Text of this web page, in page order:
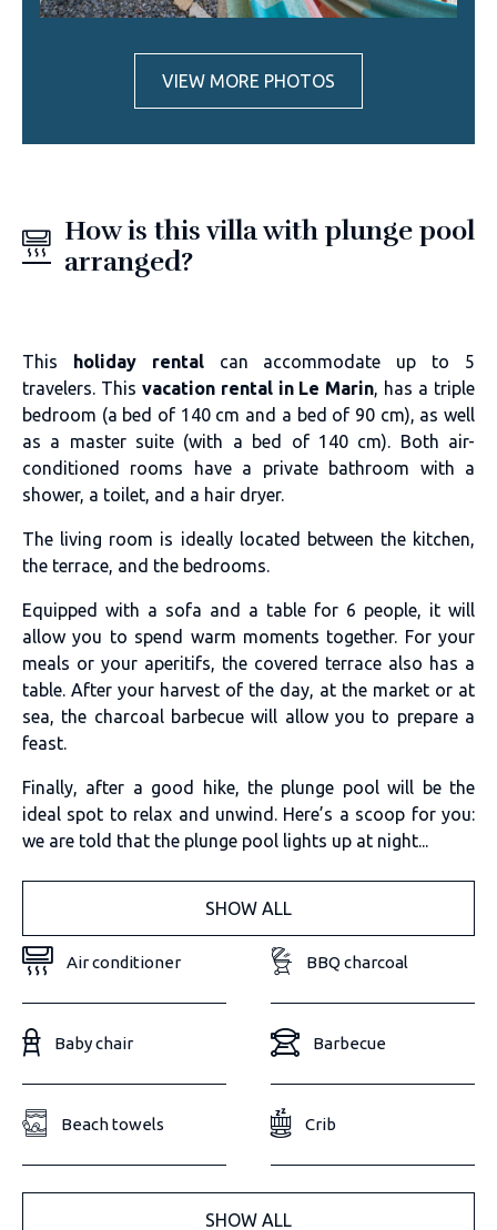
VIEW MORE PHOTOS
How is this villa with plunge pool
arranged?
This holiday rentalcan accommodate up to 5
travelers. This vacation rental in Le Marin, has a triple
bedroom (a bed of 140 cm and a bed of 90 cm), as well
as a master suite (with a bed of 140 cm). Both air-
conditioned rooms have a private bathroom with a
shower, a toilet, and a hair dryer.
The living room is ideally located between the kitchen,
the terrace, and the bedrooms.
Equipped with a sofa and a table for 6 people, it will
allow you to spend warm moments together. For your
meals or your aperitifs, the covered terrace also has a
table. After your harvest of the day, at the market or at
sea, the charcoal barbecue will allow you to prepare a
feast.
Finally, after a good hike, the plunge pool will be the
ideal spot to relax and unwind. Here’s a scoop for you:
we are told that the plunge pool lights up at night...
SHOW ALL
Air conditioner BBQ charcoal
Baby chair Barbecue
Beach towels Crib
SHOW ALL